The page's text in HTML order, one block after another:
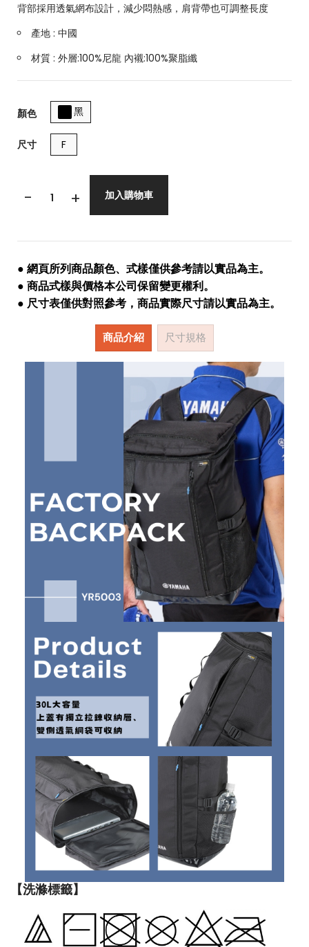
背部採用透氣網布設計，減少悶熱感，肩背帶也可調整長度
產地 : 中國
材質 : 外層:100%尼龍 內襯:100%聚脂纖
顏色 黑
尺寸 F
- + 加入購物車
● 網頁所列商品顏色、式樣僅供參考請以實品為主。
● 商品式樣與價格本公司保留變更權利。
● 尺寸表僅供對照參考，商品實際尺寸請以實品為主。
商品介紹 尺寸規格
【洗滌標籤】